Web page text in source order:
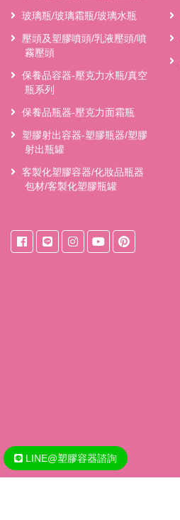
玻璃瓶/玻璃霜瓶/玻璃水瓶
壓頭及塑膠噴頭/乳液壓頭/噴
霧壓頭
保養品容器-壓克力水瓶/真空
瓶系列
保養品瓶器-壓克力面霜瓶
塑膠射出容器-塑膠瓶器/塑膠
射出瓶罐
客製化塑膠容器/化妝品瓶器
包材/客製化塑膠瓶罐
LINE@塑膠容器諮詢